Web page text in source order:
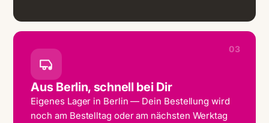
03
Aus Berlin, schnell bei Dir
Eigenes Lager in Berlin — Dein Bestellung wird
noch am Bestelltag oder am nächsten Werktag